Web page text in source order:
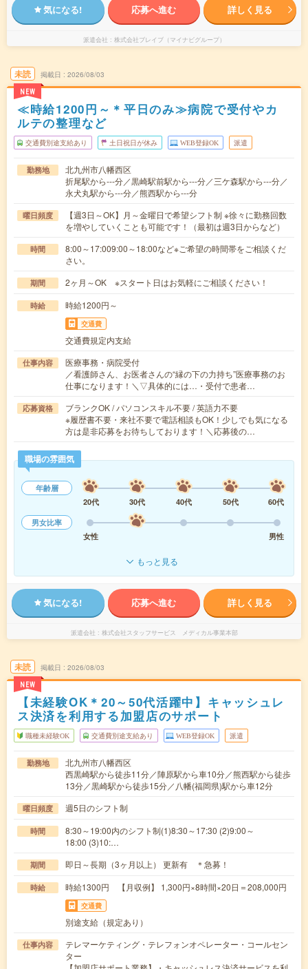
気になる! 応募へ進む 詳しく見る
派遣会社 株式会社ブレイブ（マイナビグループ）
未読
NEW
掲載日 2026/08/03
≪時給1200円～＊平日のみ≫病院で受付やカ
ルテの整理など
交通費別途支給あり 土日祝日が休み WEB登録OK 派遣
勤務地
北九州市八幡西区
折尾駅から---分／黒崎駅前駅から---分／三ケ森駅から---分／
永犬丸駅から---分／熊西駅から---分
曜日頻度
【週3日～OK】月～金曜日で希望シフト制 ※徐々に勤務回数
を増やしていくことも可能です！（最初は週3日からなど）
時間
8:00～17:009:00～18:00など※ご希望の時間帯をご相談くだ
さい。
期間 2ヶ月～OK ※スタート日はお気軽にご相談ください！
時給 時給1200円～
交通費
交通費規定内支給
仕事内容
医療事務・病院受付
／看護師さん、お医者さんの“縁の下の力持ち”医療事務のお
仕事になります！＼▽具体的には…・受付で患者…
応募資格
ブランクOK / パソコンスキル不要 / 英語力不要
※履歴書不要・来社不要で電話相談もOK！少しでも気になる
方は是非応募をお待ちしております！＼応募後の…
職場の雰囲気
年齢層
20代
30代 40代 50代
60代
男女比率
女性
男性
もっと見る
気になる! 応募へ進む 詳しく見る
派遣会社 株式会社スタッフサービス メディカル事業本部
未読
NEW
掲載日 2026/08/03
【未経験OK＊20～50代活躍中】キャッシュレ
ス決済を利用する加盟店のサポート
職種未経験OK 交通費別途支給あり WEB登録OK 派遣
勤務地
北九州市八幡西区
西黒崎駅から徒歩11分／陣原駅から車10分／熊西駅から徒歩
13分／黒崎駅から徒歩15分／八幡(福岡県)駅から車12分
曜日頻度 週5日のシフト制
時間
8:30～19:00内のシフト制(1)8:30～17:30 (2)9:00～
18:00 (3)10:…
期間 即日～長期（3ヶ月以上） 更新有 ＊急募！
時給 時給1300円 【月収例】 1,300円×8時間×20日＝208,000円
交通費
別途支給（規定あり）
仕事内容
テレマーケティング・テレフォンオペレーター・コールセン
ター